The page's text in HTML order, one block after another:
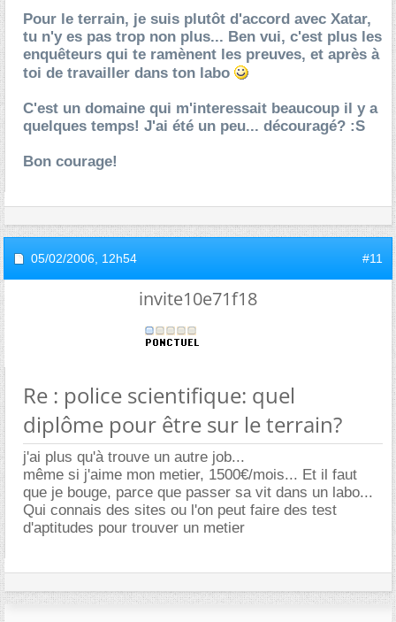
Pour le terrain, je suis plutôt d'accord avec Xatar,
tu n'y es pas trop non plus... Ben vui, c'est plus les
enquêteurs qui te ramènent les preuves, et après à
toi de travailler dans ton labo
C'est un domaine qui m'interessait beaucoup il y a
quelques temps! J'ai été un peu... découragé? :S
Bon courage!
05/02/2006, 12h54 #11
invite10e71f18
Re : police scientifique: quel
diplôme pour être sur le terrain?
j'ai plus qu'à trouve un autre job...
même si j'aime mon metier, 1500€/mois... Et il faut
que je bouge, parce que passer sa vit dans un labo...
Qui connais des sites ou l'on peut faire des test
d'aptitudes pour trouver un metier